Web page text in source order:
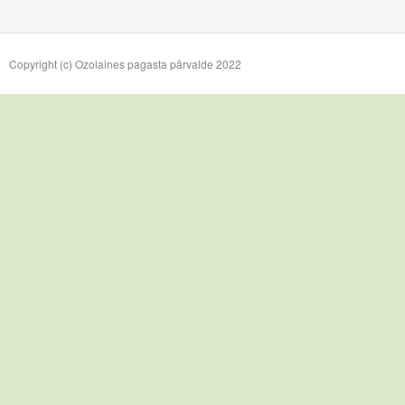
Copyright (c) Ozolaines pagasta pārvalde 2022